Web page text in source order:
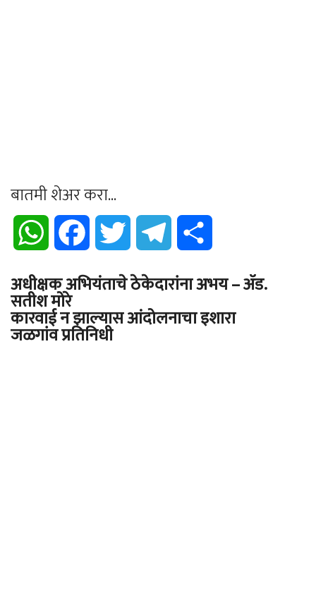
बातमी शेअर करा...
WhatsApp Facebook Twitter Telegram
अधीक्षक अभियंताचे ठेकेदारांना अभय – ॲड.
सतीश मोरे
कारवाई न झाल्यास आंदोलनाचा इशारा
जळगांव प्रतिनिधी